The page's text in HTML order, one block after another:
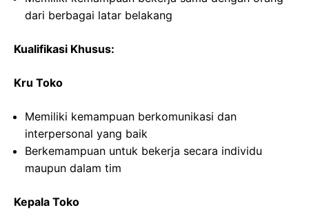
dari berbagai latar belakang
Kualifikasi Khusus:
Kru Toko
Memiliki kemampuan berkomunikasi dan
interpersonal yang baik
Berkemampuan untuk bekerja secara individu
maupun dalam tim
Kepala Toko